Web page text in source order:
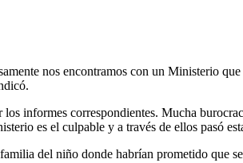
nos encontramos con un Ministerio
informes correspondientes. Mucha
es el culpable y a través de ellos pasó
del niño donde habrían prometido que